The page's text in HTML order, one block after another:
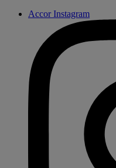
Accor Instagram